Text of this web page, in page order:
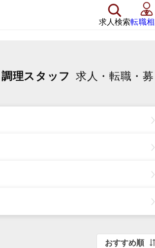
求人検索転職
理スタッフ 求人・転職・募
おすすめ順